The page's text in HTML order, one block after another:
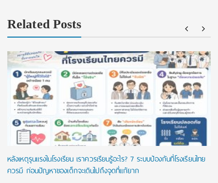
Related Posts
หลังเหตุรุนแรงในโรงเรียน เราควรเรียนรู้อะไร? 7 ระบบป้องกันที่โรงเรียนไทย
ควรมี ก่อนปัญหาของเด็กจะเดินไปถึงจุดที่แก้ยาก